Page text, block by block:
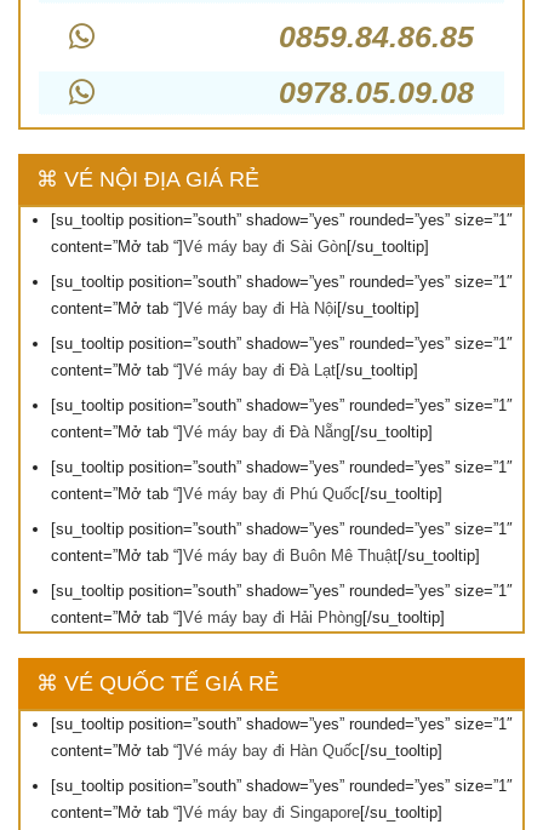
0859.84.86.85
0978.05.09.08
⌘ VÉ NỘI ĐỊA GIÁ RẺ
[su_tooltip position=”south” shadow=”yes” rounded=”yes” size=”1″
content=”Mở tab “]Vé máy bay đi Sài Gòn[/su_tooltip]
[su_tooltip position=”south” shadow=”yes” rounded=”yes” size=”1″
content=”Mở tab “]Vé máy bay đi Hà Nội [/su_tooltip]
[su_tooltip position=”south” shadow=”yes” rounded=”yes” size=”1″
content=”Mở tab “]Vé máy bay đi Đà Lạt[/su_tooltip]
[su_tooltip position=”south” shadow=”yes” rounded=”yes” size=”1″
content=”Mở tab “]Vé máy bay đi Đà Nẵng[/su_tooltip]
[su_tooltip position=”south” shadow=”yes” rounded=”yes” size=”1″
content=”Mở tab “]Vé máy bay đi Phú Quốc [/su_tooltip]
[su_tooltip position=”south” shadow=”yes” rounded=”yes” size=”1″
content=”Mở tab “]Vé máy bay đi Buôn Mê Thuật[/su_tooltip]
[su_tooltip position=”south” shadow=”yes” rounded=”yes” size=”1″
content=”Mở tab “]Vé máy bay đi Hải Phòng[/su_tooltip]
⌘ VÉ QUỐC TẾ GIÁ RẺ
[su_tooltip position=”south” shadow=”yes” rounded=”yes” size=”1″
content=”Mở tab “]Vé máy bay đi Hàn Quốc [/su_tooltip]
[su_tooltip position=”south” shadow=”yes” rounded=”yes” size=”1″
content=”Mở tab “]Vé máy bay đi Singapore[/su_tooltip]